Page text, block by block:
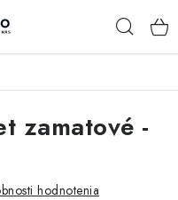
zamatové -
hodnotenia